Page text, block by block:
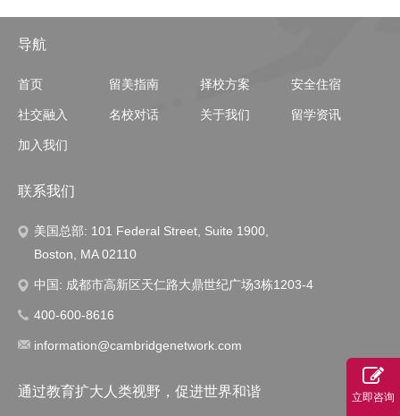
导航
首页 留美指南 择校方案 安全住宿
社交融入 名校对话 关于我们 留学资讯
加入我们
联系我们
美国总部: 101 Federal Street, Suite 1900,
Boston, MA 02110
中国: 成都市高新区天仁路大鼎世纪广场3栋1203-4
400-600-8616
information@cambridgenetwork.com
通过教育扩大人类视野，促进世界和谐 立即咨询